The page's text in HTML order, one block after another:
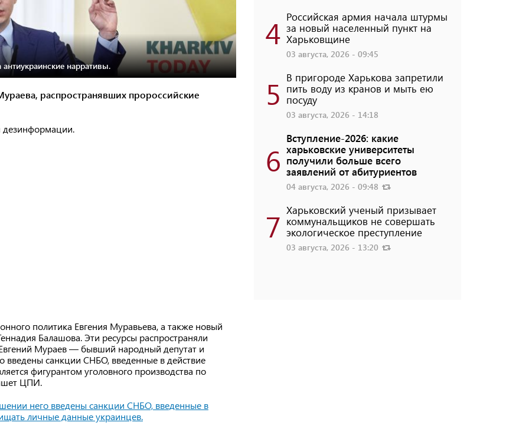
нарративы.
распространявших пророссийские
дезинформации.
политика Евгения Муравьева, а также новый
Балашова. Эти ресурсы распространяли
Мураев — бывший народный депутат и
санкции СНБО, введенные в действие
фигурантом уголовного производства по
ЦПИ.
него введены санкции СНБО, введенные в
личные данные украинцев.
4 Российская армия начала штурмы
за новый населенный пункт на
Харьковщине
03 августа, 2026 - 09:45
5 В пригороде Харькова запретили
пить воду из кранов и мыть ею
посуду
03 августа, 2026 - 14:18
6
Вступление-2026: какие
харьковские университеты
получили больше всего
заявлений от абитуриентов
04 августа, 2026 - 09:48
7 Харьковский ученый призывает
коммунальщиков не совершать
экологическое преступление
03 августа, 2026 - 13:20